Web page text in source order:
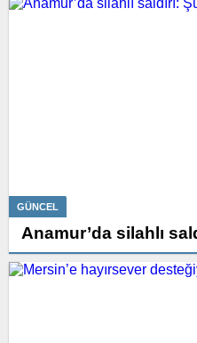
GÜNCEL
Anamur’da silahlı